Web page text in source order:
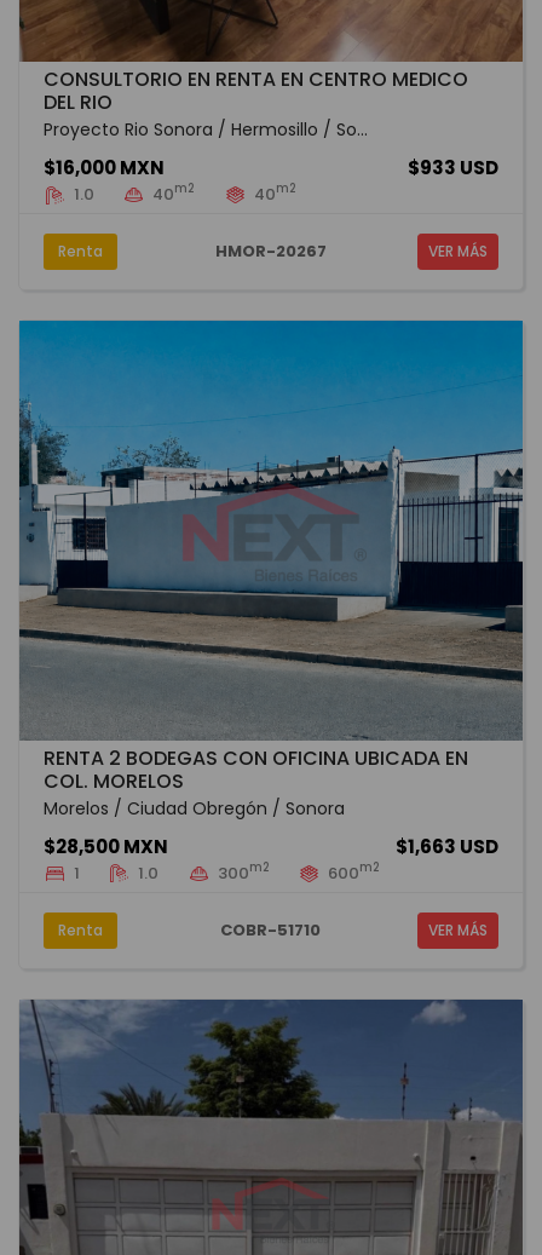
CONSULTORIO EN RENTA EN CENTRO MEDICO
DEL RIO
Proyecto Rio Sonora / Hermosillo / So...
$16,000 MXN $933 USD
1.0 40m2 40m2
Renta HMOR-20267 VER MÁS
RENTA 2 BODEGAS CON OFICINA UBICADA EN
COL. MORELOS
Morelos / Ciudad Obregón / Sonora
$28,500 MXN $1,663 USD
1 1.0 300m2 600m2
Renta COBR-51710 VER MÁS